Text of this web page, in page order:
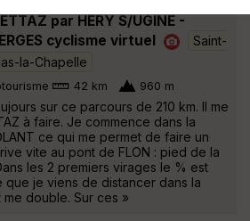
par HERY S/UGINE -
cyclisme virtuel
Saint-
la-Chapelle
42 km 960 m
sur ce parcours de 210 km. Il me
à faire. Je commence dans la
ce qui me permet de faire un
vite au pont de FLON : pied de la
les 2 premiers virages le % est
que je viens de distancer dans la
double. Sur ces »